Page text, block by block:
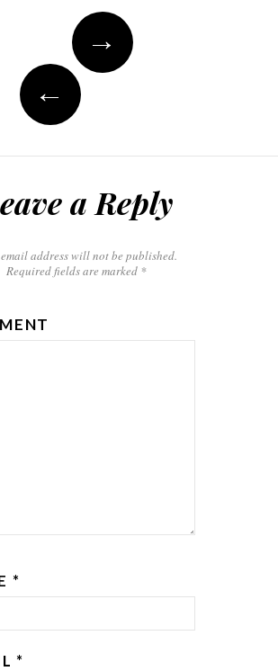
navigation
→
←
a Reply
address will not be published.
Required fields are marked *
*
*